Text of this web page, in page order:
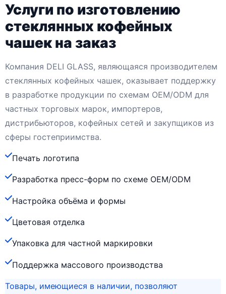
Услуги по изготовлению
стеклянных кофейных
чашек на заказ
Компания DELI GLASS, являющаяся производителем
стеклянных кофейных чашек, оказывает поддержку
в разработке продукции по схемам OEM/ODM для
частных торговых марок, импортеров,
дистрибьюторов, кофейных сетей и закупщиков из
сферы гостеприимства.
Печать логотипа
Разработка пресс-форм по схеме OEM/ODM
Настройка объёма и формы
Цветовая отделка
Упаковка для частной маркировки
Поддержка массового производства
Товары, имеющиеся в наличии, позволяют